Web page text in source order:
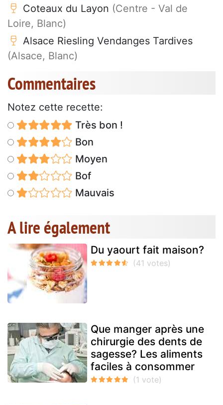
Coteaux du Layon (Centre - Val de
Loire, Blanc)
Alsace Riesling Vendanges Tardives
(Alsace, Blanc)
Commentaires
Notez cette recette:
Très bon !
Bon
Moyen
Bof
Mauvais
A lire également
Du yaourt fait maison?
Que manger après une
chirurgie des dents de
sagesse? Les aliments
faciles à consommer